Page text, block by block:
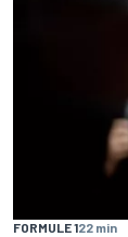
FORMULE 122 min